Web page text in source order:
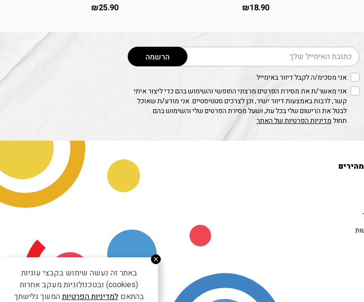
₪18.90
₪25.90
דוא׳׳ל הרשמה
אני מסכימ/ה לקבל דיוור באימייל
אני מאשר/ת את מסירת הפרטים מרצוני החופשי והשימוש בהם כדי ליצור איתי
קשר, לרבות באמצעות דיוור ישיר, וכן לצרכים סטטיסטיים. אני מודע/ת שאוכל
לבטל את הרישום שלי בכל עת, ושעל מסירת הפרטים שלי והשימוש בהם
תחולמדיניות הפרטיות של האתר
באתר זה נעשה שימוש בקבצי עוגיות
(cookies) ובטכנולוגיות מעקב אחרות
בהתאםלמדיניות הפרטיותהמשך גלישתך